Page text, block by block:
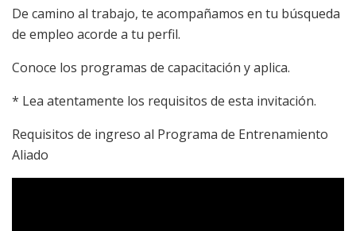
De camino al trabajo, te acompañamos en tu búsqueda
de empleo acorde a tu perfil.
Conoce los programas de capacitación y aplica.
* Lea atentamente los requisitos de esta invitación.
Requisitos de ingreso al Programa de Entrenamiento
Aliado